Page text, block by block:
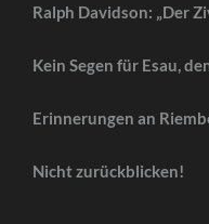
Ralph Davidson: „Der
Kein Segen für Esau,
Erinnerungen an
Nicht zurückblicken!